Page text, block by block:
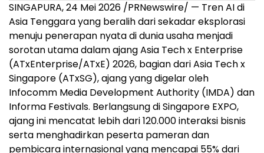
SINGAPURA, 24 Mei 2026 /PRNewswire/ — Tren AI di
Asia Tenggara yang beralih dari sekadar eksplorasi
menuju penerapan nyata di dunia usaha menjadi
sorotan utama dalam ajang Asia Tech x Enterprise
(ATxEnterprise/ATxE) 2026, bagian dari Asia Tech x
Singapore (ATxSG), ajang yang digelar oleh
Infocomm Media Development Authority (IMDA) dan
Informa Festivals. Berlangsung di Singapore EXPO,
ajang ini mencatat lebih dari 120.000 interaksi bisnis
serta menghadirkan peserta pameran dan
pembicara internasional yang mencapai 55% dari